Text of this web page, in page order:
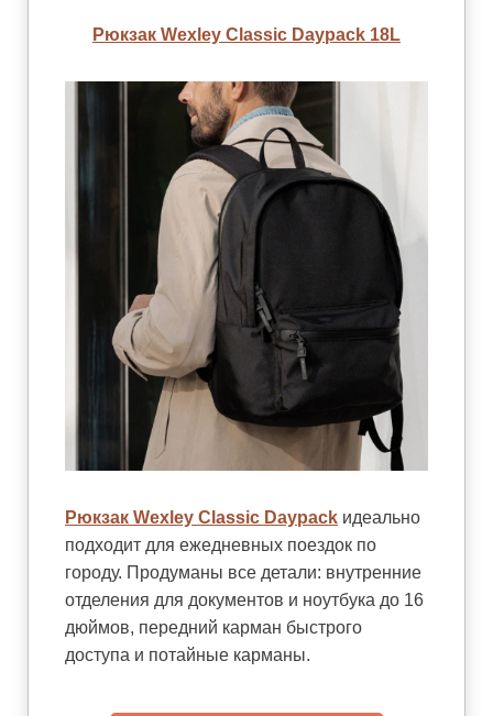
Рюкзак Wexley Classic Daypack 18L
Рюкзак Wexley Classic Daypack идеально
подходит для ежедневных поездок по
городу. Продуманы все детали: внутренние
отделения для документов и ноутбука до 16
дюймов, передний карман быстрого
доступа и потайные карманы.